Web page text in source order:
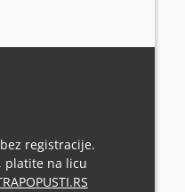
registracije.
platite na licu